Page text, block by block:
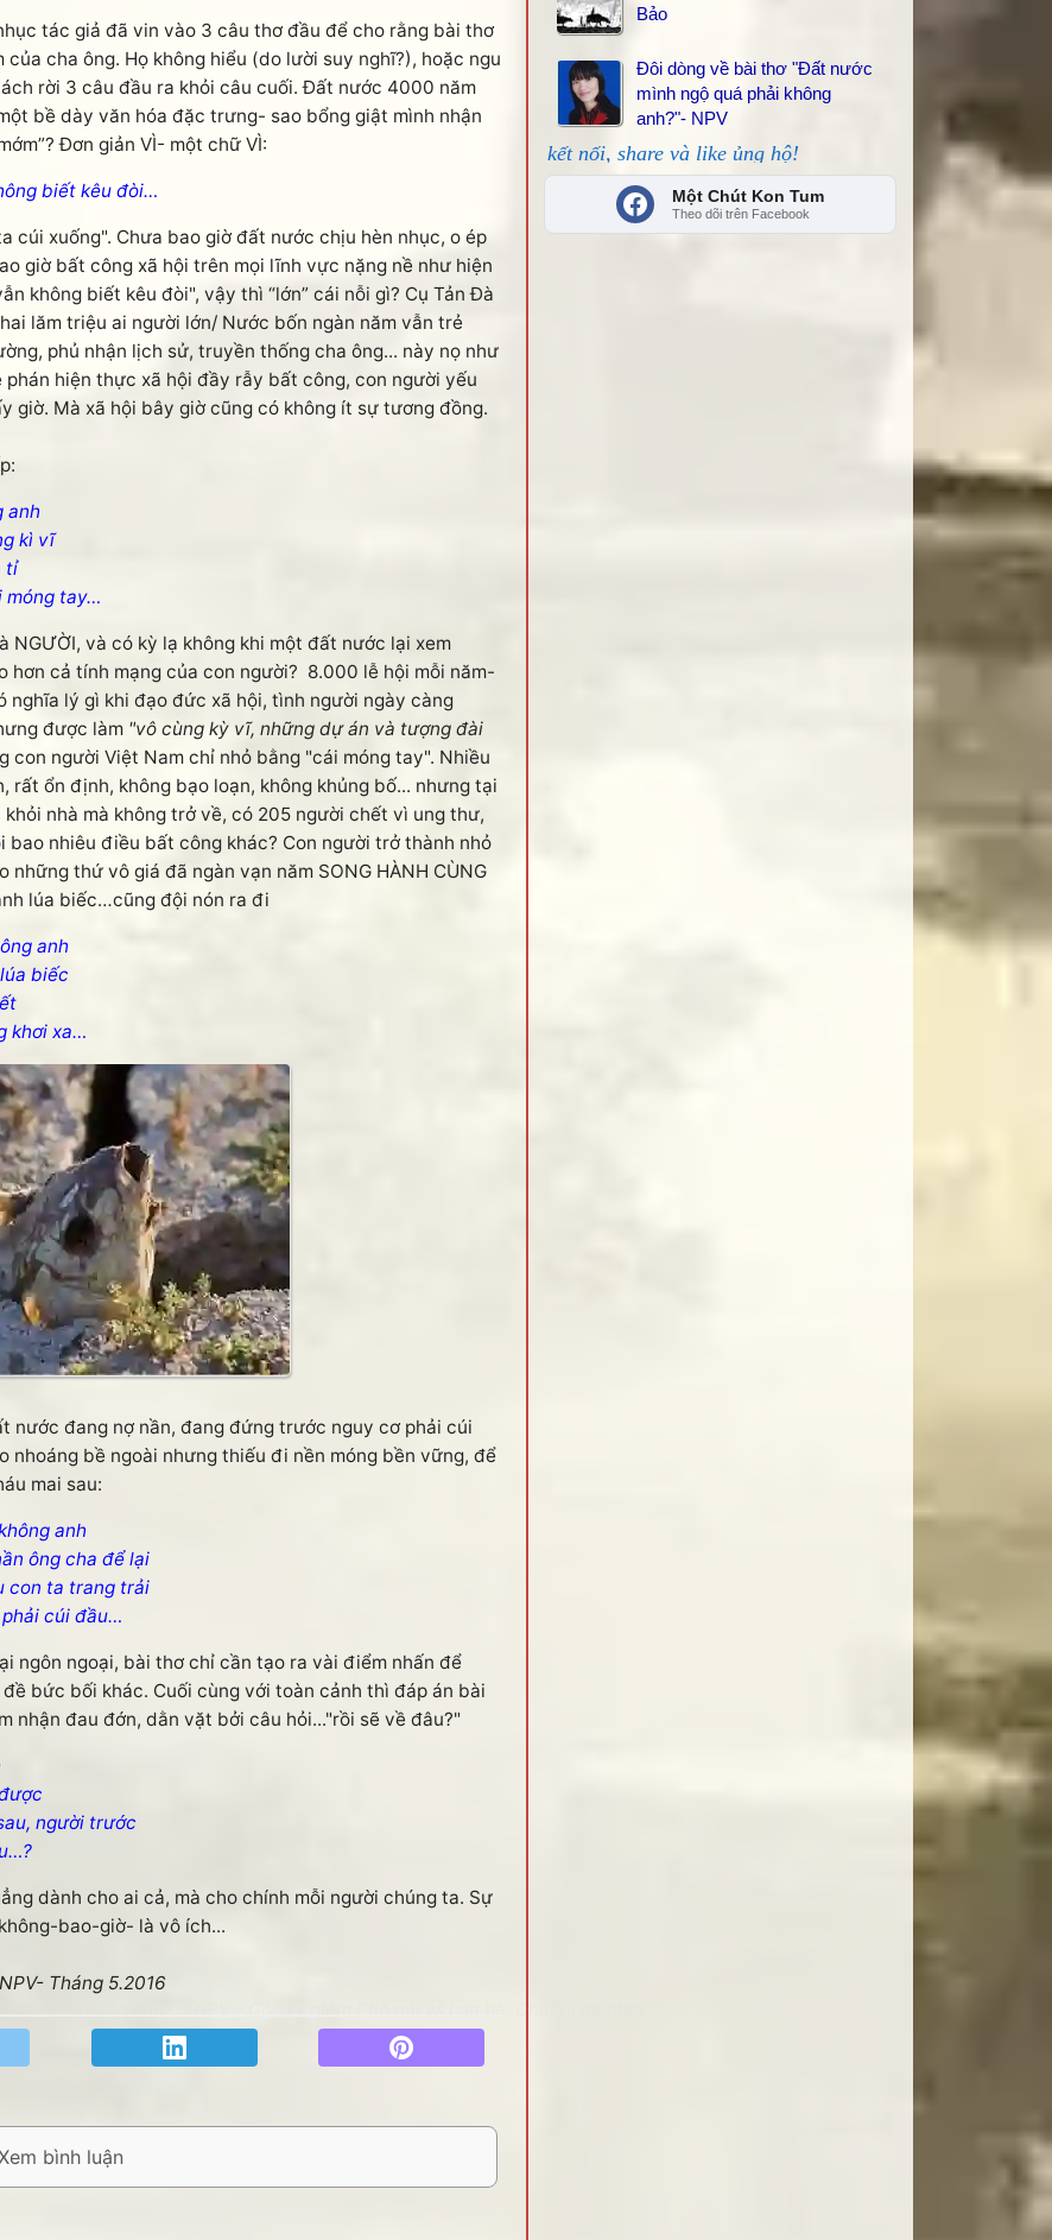
tác giả đã vin vào 3 câu thơ đầu để cho rằng bài thơ
cha ông. Họ không hiểu (do lười suy nghĩ?), hoặc ngu
rời 3 câu đầu ra khỏi câu cuối. Đất nước 4000 năm
bề dày văn hóa đặc trưng- sao bổng giật mình nhận
Đơn giản VÌ- một chữ VÌ:
biết kêu đòi…
xuống". Chưa bao giờ đất nước chịu hèn nhục, o ép
giờ bất công xã hội trên mọi lĩnh vực nặng nề như hiện
không biết kêu đòi", vậy thì “lớn” cái nỗi gì? Cụ Tản Đà
lăm triệu ai người lớn/ Nước bốn ngàn năm vẫn trẻ
phủ nhận lịch sử, truyền thống cha ông... này nọ như
hiện thực xã hội đầy rẫy bất công, con người yếu
giờ. Mà xã hội bây giờ cũng có không ít sự tương đồng.
anh
kì vĩ
tỉ
móng tay…
và có kỳ lạ không khi một đất nước lại xem
cả tính mạng của con người? 8.000 lễ hội mỗi năm-
nghĩa lý gì khi đạo đức xã hội, tình người ngày càng
được làm "vô cùng kỳ vĩ, những dự án và tượng đài
con người Việt Nam chỉ nhỏ bằng "cái móng tay". Nhiều
ổn định, không bạo loạn, không khủng bố... nhưng tại
nhà mà không trở về, có 205 người chết vì ung thư,
bao nhiêu điều bất công khác? Con người trở thành nhỏ
thứ vô giá đã ngàn vạn năm SONG HÀNH CÙNG
lúa biếc…cũng đội nón ra đi
anh
biếc
khơi xa…
đang nợ nần, đang đứng trước nguy cơ phải cúi
nhoáng bề ngoài nhưng thiếu đi nền móng bền vững, để
mai sau:
anh
ông cha để lại
con ta trang trải
cúi đầu…
ngôn ngoại, bài thơ chỉ cần tạo ra vài điểm nhấn để
bức bối khác. Cuối cùng với toàn cảnh thì đáp án bài
nhận đau đớn, dằn vặt bởi câu hỏi..."rồi sẽ về đâu?"
người trước
dành cho ai cả, mà cho chính mỗi người chúng ta. Sự
bao-giờ- là vô ích...
NPV- Tháng 5.2016
phải không anh?"- NPV - Góc kỷ niệm Phố núi và bạn bè. Chút gì để nhớ!
Bảo
Đôi dòng về bài thơ "Đất nước
mình ngộ quá phải không
anh?"- NPV
THANKS các bạn đã kết nối, share và like ủng hộ!
Một Chút Kon Tum
Theo dõi trên Facebook